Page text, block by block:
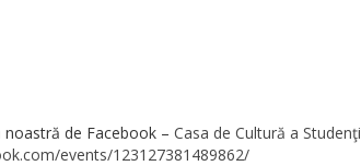
de Facebook – Casa de Cultură a
events/123127381489862/